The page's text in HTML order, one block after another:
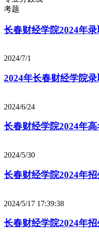
考题
长春财经学院2024年
2024/7/1
2024年长春财经学院
2024/6/24
长春财经学院2024年
2024/5/30
长春财经学院2024年
2024/5/17 17:39:38
长春财经学院2024年